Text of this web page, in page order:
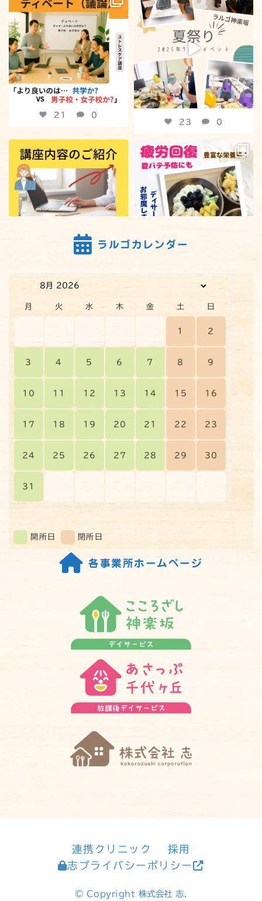
「ディベート」をおこないまし
た！】
:
21 0
21 0
23 0
【注目！ラルゴ神楽坂の講座紹介
です】
24
疲労回復に効果的なスーパーフー
ド、「アサイーボウル」を作りま
した！
：
...
31 0
【観葉植物を育てています】～園
に～
36 0
就労移行支援事業所 ラルゴ神楽
坂 東京都新宿区 「ラルゴ神楽
坂ツアー動画」です。
49 0
49 0
読む込む
ラルゴカレンダー
月 火 水 木 金 土 日
1 2
3 4 5 6 7 8 9
10 11 12 13 14 15 16
17 18 19 20 21 22 23
24 25 26 27 28 29 30
31
開所日 閉所日
各事業所ホームページ
連携クリニック
採用
志プライバシーポリシー
© Copyright 株式会社 志.